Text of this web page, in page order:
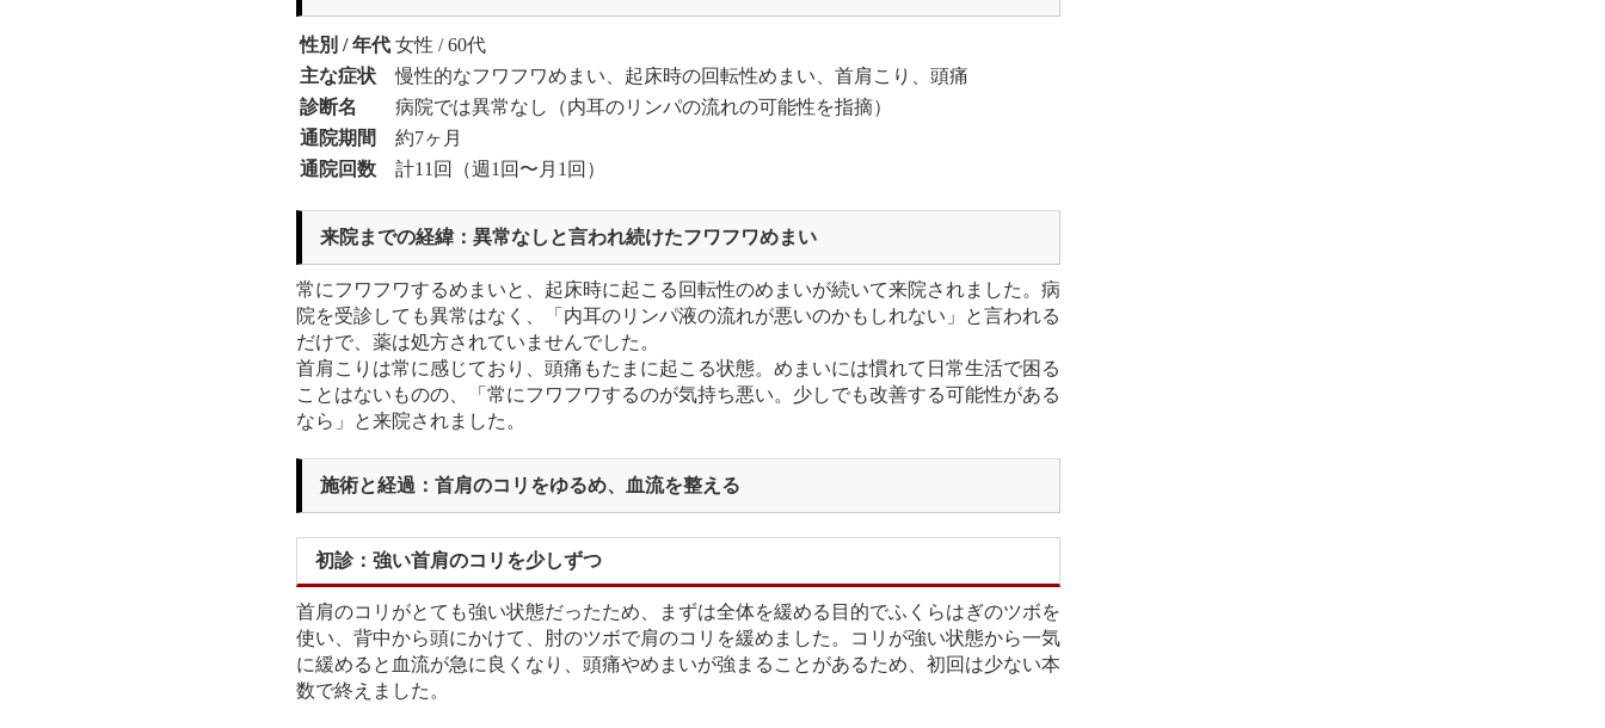
性別 / 年代 女性 / 60代
主な症状
慢性的なフワフワめまい、起床時の回転性めまい、首肩こり、頭痛
診断名
病院では異常なし（内耳のリンパの流れの可能性を指摘）
通院期間
約7ヶ月
通院回数
計11回（週1回〜月1回）
来院までの経緯：異常なしと言われ続けたフワフワめまい
常にフワフワするめまいと、起床時に起こる回転性のめまいが続いて来院されました。病
院を受診しても異常はなく、「内耳のリンパ液の流れが悪いのかもしれない」と言われる
だけで、薬は処方されていませんでした。
首肩こりは常に感じており、頭痛もたまに起こる状態。めまいには慣れて日常生活で困る
ことはないものの、「常にフワフワするのが気持ち悪い。少しでも改善する可能性がある
なら」と来院されました。
施術と経過：首肩のコリをゆるめ、血流を整える
初診：強い首肩のコリを少しずつ
首肩のコリがとても強い状態だったため、まずは全体を緩める目的でふくらはぎのツボを
使い、背中から頭にかけて、肘のツボで肩のコリを緩めました。コリが強い状態から一気
に緩めると血流が急に良くなり、頭痛やめまいが強まることがあるため、初回は少ない本
数で終えました。